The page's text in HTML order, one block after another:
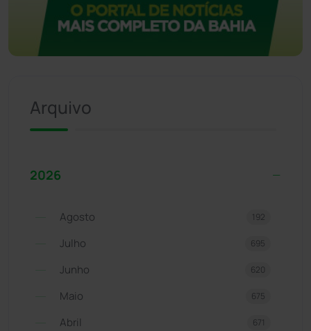
Arquivo
2026
Agosto 192
Julho 695
Junho 620
Maio 675
Abril 671